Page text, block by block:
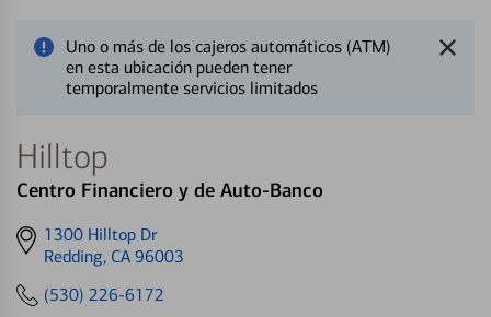
Uno o más de los cajeros automáticos (ATM)
en esta ubicación pueden tener
temporalmente servicios limitados
Hilltop
Centro Financiero y de Auto-Banco
Get
directions
1300 Hilltop Dr
Redding, CA 96003
(530) 226-6172